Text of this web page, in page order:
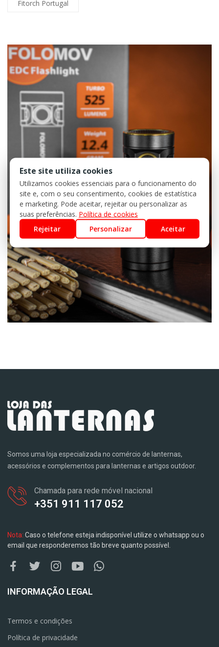
Fitorch Portugal
Somos uma loja especializada no comércio de lanternas,
acessórios e complementos para lanternas e artigos outdoor.
Chamada para rede móvel nacional
+351 911 117 052
Nota: Caso o telefone esteja indisponível utilize o whatsapp ou o
email que responderemos tão breve quanto possível.
INFORMAÇÃO LEGAL
Termos e condições
Política de privacidade
Este site utiliza cookies
Utilizamos cookies essenciais para o funcionamento do
site e, com o seu consentimento, cookies de estatística
e marketing. Pode aceitar, rejeitar ou personalizar as
suas preferências. Política de cookies
Rejeitar
Personalizar Aceitar